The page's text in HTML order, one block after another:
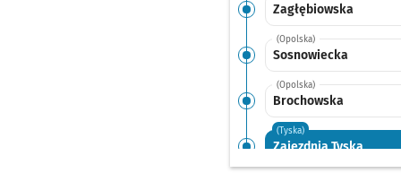
Zagłębiowska
(Opolska)
Sosnowiecka
(Opolska)
Brochowska
(Tyska)
Zajezdnia Tyska